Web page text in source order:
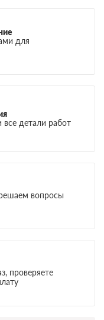
для
все детали работ
вопросы
проверяете